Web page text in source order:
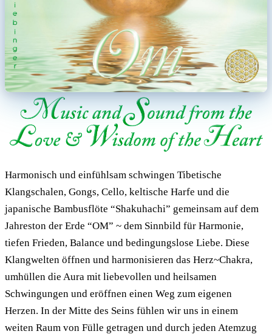
Harmonisch und einfühlsam schwingen Tibetische
Klangschalen, Gongs, Cello, keltische Harfe und die
japanische Bambusflöte “Shakuhachi” gemeinsam auf dem
Jahreston der Erde “OM” ~ dem Sinnbild für Harmonie,
tiefen Frieden, Balance und bedingungslose Liebe. Diese
Klangwelten öffnen und harmonisieren das Herz~Chakra,
umhüllen die Aura mit liebevollen und heilsamen
Schwingungen und eröffnen einen Weg zum eigenen
Herzen. In der Mitte des Seins fühlen wir uns in einem
weiten Raum von Fülle getragen und durch jeden Atemzug